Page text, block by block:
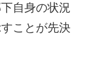
自身の状況
ことが先決